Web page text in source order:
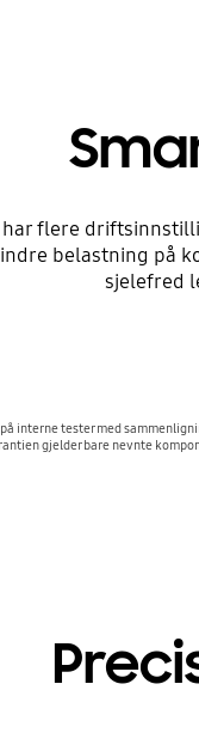
flere
belastning på
sjelefred
interne tester med
gjelder bare nevnte